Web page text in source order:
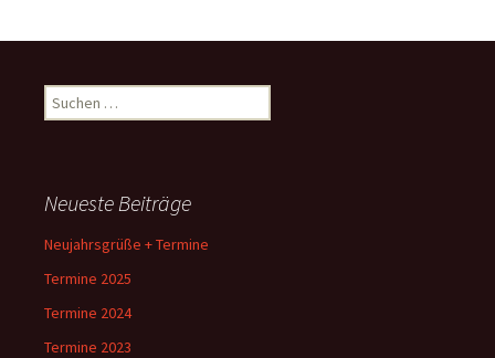
Suche
nach:
Neueste Beiträge
Neujahrsgrüße + Termine
Termine 2025
Termine 2024
Termine 2023